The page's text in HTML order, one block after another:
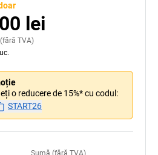
lei
(fără TVA)
o reducere de 15%* cu codul:
START26
Sumă (fără TVA)